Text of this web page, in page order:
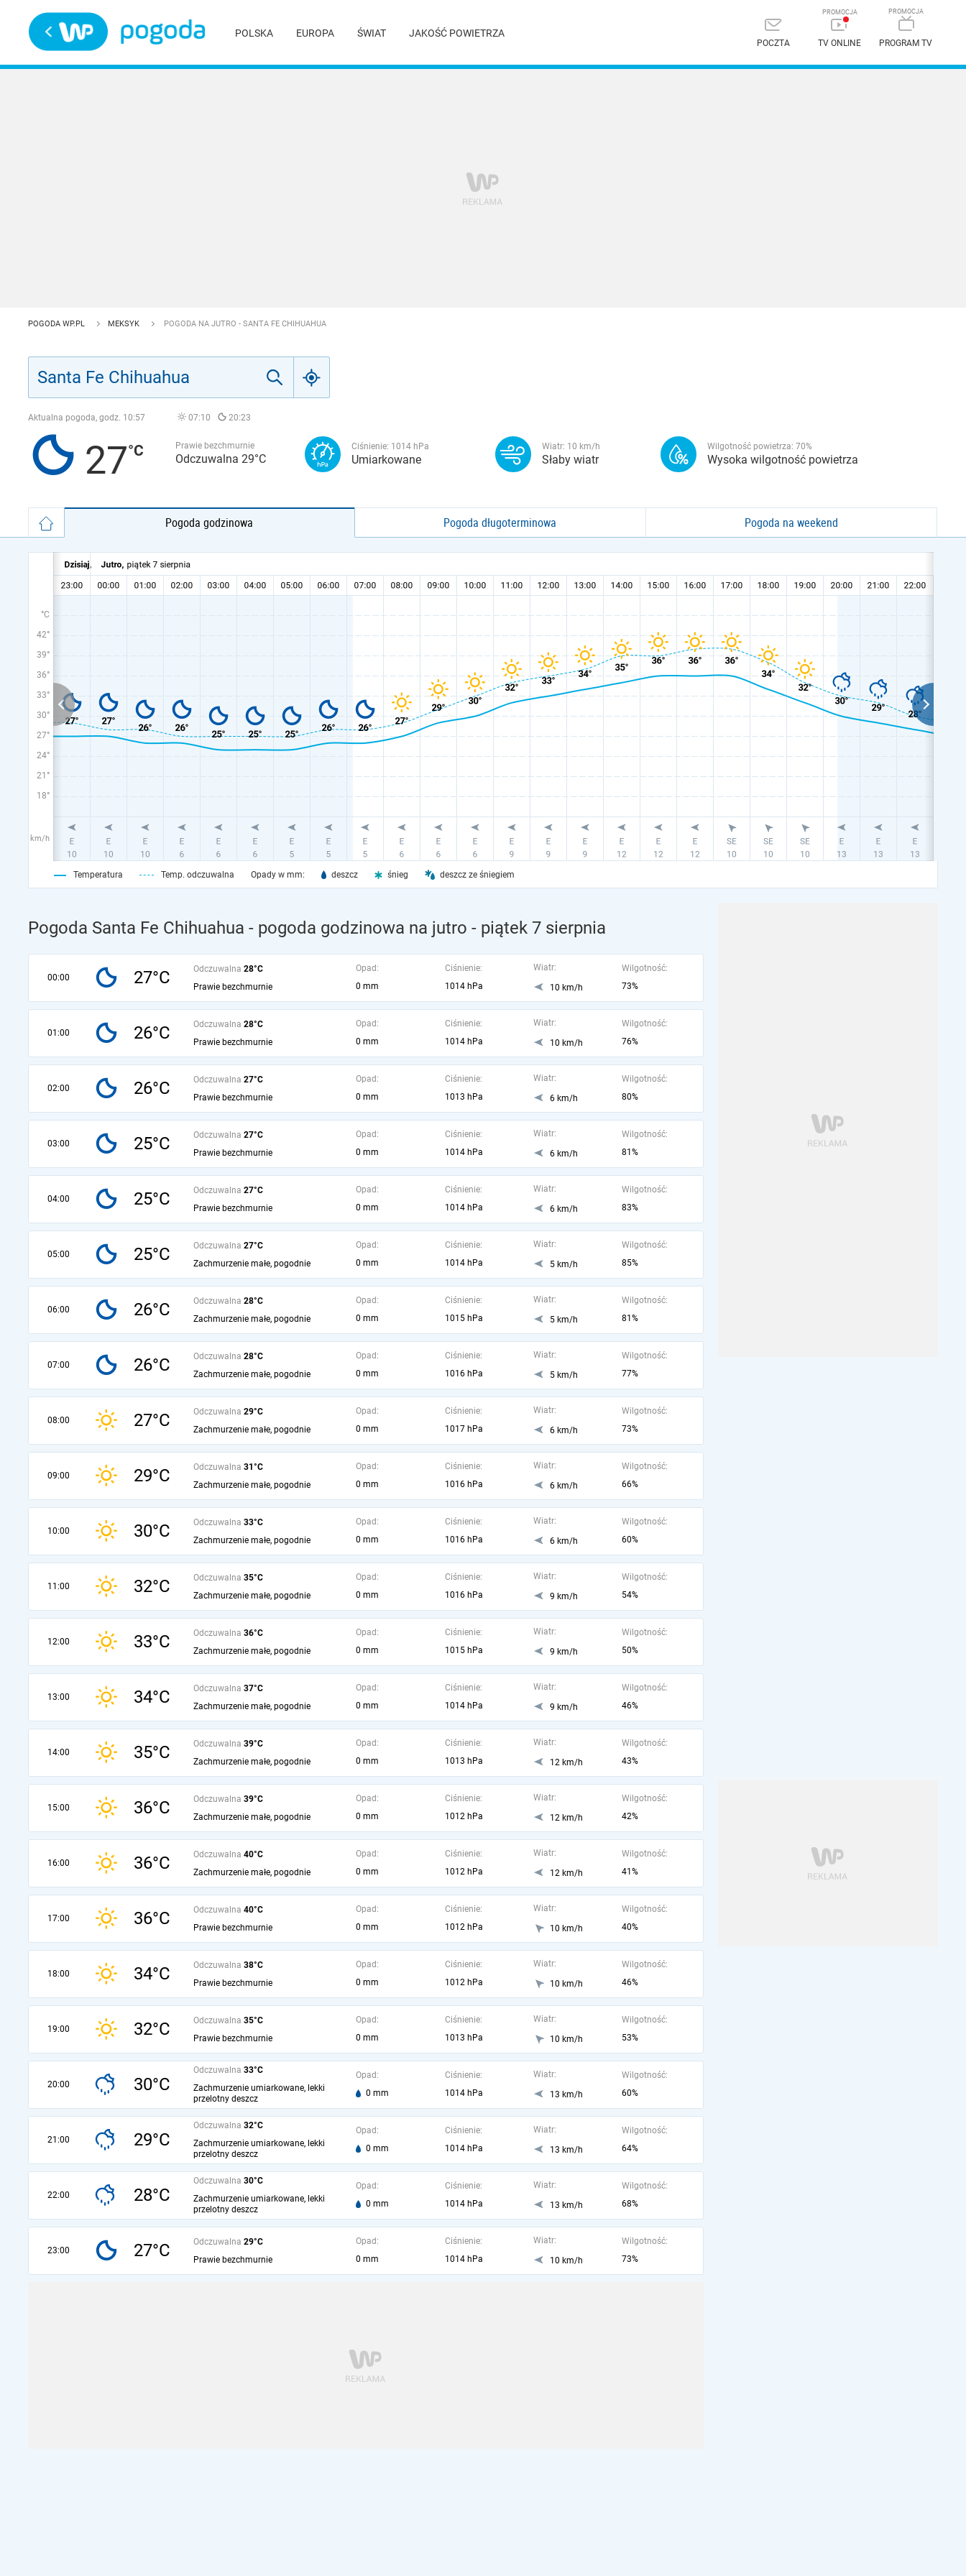
POLSKA EUROPA ŚWIAT JAKOŚĆ POWIETRZA
POCZTA TV ONLINE PROGRAM TV
POGODA WP.PL MEKSYK POGODA NA JUTRO - SANTA FE CHIHUAHUA
Aktualna pogoda, godz. 10:57 07:10 20:23
27 Prawie bezchmurnie
Odczuwalna 29°C
Ciśnienie: 1014 hPa
Umiarkowane
Wiatr: 10 km/h
Słaby wiatr
Wilgotność powietrza: 70%
Wysoka wilgotność powietrza
Pogoda godzinowa Pogoda długoterminowa Pogoda na weekend
°C
42°
39°
36°
33°
30°
27°
24°
21°
18°
km/h
Temperatura Temp. odczuwalna Opady w mm: deszcz śnieg deszcz ze śniegiem
Pogoda Santa Fe Chihuahua - pogoda godzinowa na jutro - piątek 7 sierpnia
00:00 27°C Odczuwalna 28°C
Prawie bezchmurnie
Opad:
0 mm
Ciśnienie:
1014 hPa
Wiatr:
10 km/h
Wilgotność:
73%
01:00 26°C Odczuwalna 28°C
Prawie bezchmurnie
Opad:
0 mm
Ciśnienie:
1014 hPa
Wiatr:
10 km/h
Wilgotność:
76%
02:00 26°C Odczuwalna 27°C
Prawie bezchmurnie
Opad:
0 mm
Ciśnienie:
1013 hPa
Wiatr:
6 km/h
Wilgotność:
80%
03:00 25°C Odczuwalna 27°C
Prawie bezchmurnie
Opad:
0 mm
Ciśnienie:
1014 hPa
Wiatr:
6 km/h
Wilgotność:
81%
04:00 25°C Odczuwalna 27°C
Prawie bezchmurnie
Opad:
0 mm
Ciśnienie:
1014 hPa
Wiatr:
6 km/h
Wilgotność:
83%
05:00 25°C Odczuwalna 27°C
Zachmurzenie małe, pogodnie
Opad:
0 mm
Ciśnienie:
1014 hPa
Wiatr:
5 km/h
Wilgotność:
85%
06:00 26°C Odczuwalna 28°C
Zachmurzenie małe, pogodnie
Opad:
0 mm
Ciśnienie:
1015 hPa
Wiatr:
5 km/h
Wilgotność:
81%
07:00 26°C Odczuwalna 28°C
Zachmurzenie małe, pogodnie
Opad:
0 mm
Ciśnienie:
1016 hPa
Wiatr:
5 km/h
Wilgotność:
77%
08:00 27°C Odczuwalna 29°C
Zachmurzenie małe, pogodnie
Opad:
0 mm
Ciśnienie:
1017 hPa
Wiatr:
6 km/h
Wilgotność:
73%
09:00 29°C Odczuwalna 31°C
Zachmurzenie małe, pogodnie
Opad:
0 mm
Ciśnienie:
1016 hPa
Wiatr:
6 km/h
Wilgotność:
66%
10:00 30°C Odczuwalna 33°C
Zachmurzenie małe, pogodnie
Opad:
0 mm
Ciśnienie:
1016 hPa
Wiatr:
6 km/h
Wilgotność:
60%
11:00 32°C Odczuwalna 35°C
Zachmurzenie małe, pogodnie
Opad:
0 mm
Ciśnienie:
1016 hPa
Wiatr:
9 km/h
Wilgotność:
54%
12:00 33°C Odczuwalna 36°C
Zachmurzenie małe, pogodnie
Opad:
0 mm
Ciśnienie:
1015 hPa
Wiatr:
9 km/h
Wilgotność:
50%
13:00 34°C Odczuwalna 37°C
Zachmurzenie małe, pogodnie
Opad:
0 mm
Ciśnienie:
1014 hPa
Wiatr:
9 km/h
Wilgotność:
46%
14:00 35°C Odczuwalna 39°C
Zachmurzenie małe, pogodnie
Opad:
0 mm
Ciśnienie:
1013 hPa
Wiatr:
12 km/h
Wilgotność:
43%
15:00 36°C Odczuwalna 39°C
Zachmurzenie małe, pogodnie
Opad:
0 mm
Ciśnienie:
1012 hPa
Wiatr:
12 km/h
Wilgotność:
42%
16:00 36°C Odczuwalna 40°C
Zachmurzenie małe, pogodnie
Opad:
0 mm
Ciśnienie:
1012 hPa
Wiatr:
12 km/h
Wilgotność:
41%
17:00 36°C Odczuwalna 40°C
Prawie bezchmurnie
Opad:
0 mm
Ciśnienie:
1012 hPa
Wiatr:
10 km/h
Wilgotność:
40%
18:00 34°C Odczuwalna 38°C
Prawie bezchmurnie
Opad:
0 mm
Ciśnienie:
1012 hPa
Wiatr:
10 km/h
Wilgotność:
46%
19:00 32°C Odczuwalna 35°C
Prawie bezchmurnie
Opad:
0 mm
Ciśnienie:
1013 hPa
Wiatr:
10 km/h
Wilgotność:
53%
20:00 30°C
Odczuwalna 33°C
Zachmurzenie umiarkowane, lekki
przelotny deszcz
Opad:
0 mm
Ciśnienie:
1014 hPa
Wiatr:
13 km/h
Wilgotność:
60%
21:00 29°C
Odczuwalna 32°C
Zachmurzenie umiarkowane, lekki
przelotny deszcz
Opad:
0 mm
Ciśnienie:
1014 hPa
Wiatr:
13 km/h
Wilgotność:
64%
22:00 28°C
Odczuwalna 30°C
Zachmurzenie umiarkowane, lekki
przelotny deszcz
Opad:
0 mm
Ciśnienie:
1014 hPa
Wiatr:
13 km/h
Wilgotność:
68%
23:00 27°C Odczuwalna 29°C
Prawie bezchmurnie
Opad:
0 mm
Ciśnienie:
1014 hPa
Wiatr:
10 km/h
Wilgotność:
73%